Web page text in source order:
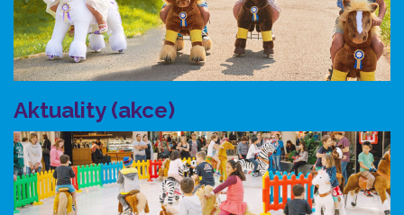
Aktuality (akce)